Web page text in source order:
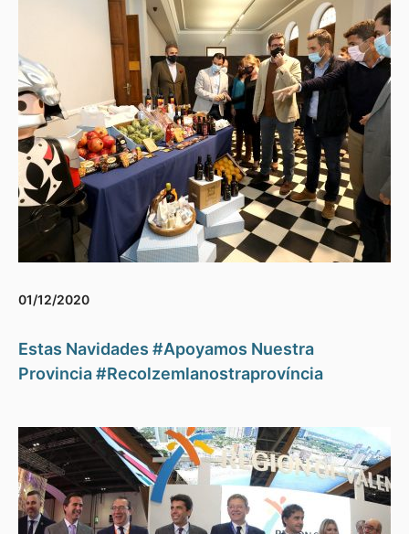
01/12/2020
Estas Navidades #Apoyamos Nuestra
Provincia #Recolzemlanostraprovíncia